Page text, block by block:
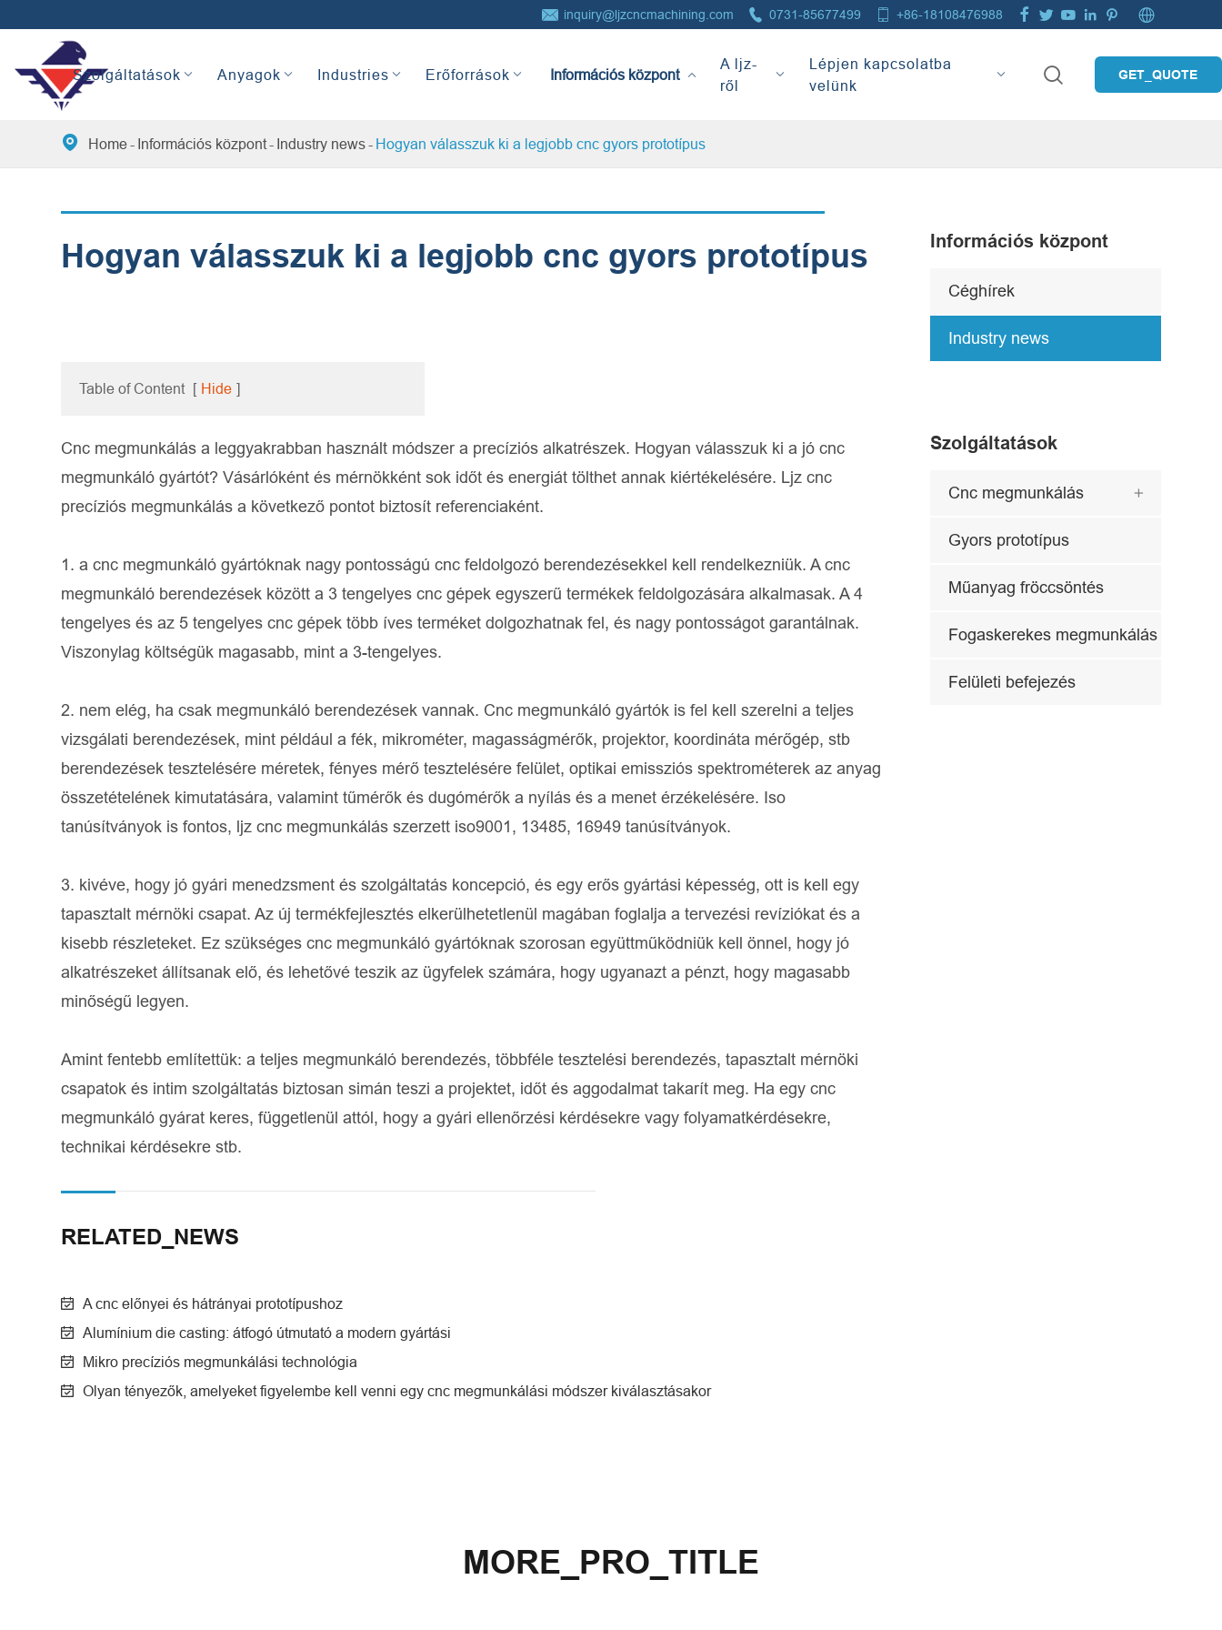
 inquiry@ljzcncmachining.com  0731-85677499  +86-18108476988      
Szolgáltatások Anyagok Industries Erőforrások
központ
A ljz-
ről
Lépjen kapcsolatba
velünk
 GET_QUOTE
 Home Információs központ Industry news Hogyan válasszuk ki a legjobb cnc gyors prototípus
Hogyan válasszuk ki a legjobb cnc gyors prototípus
Table of Content [ Hide ]
Cnc megmunkálás a leggyakrabban használt módszer a precíziós alkatrészek. Hogyan válasszuk ki a jó cnc
megmunkáló gyártót? Vásárlóként és mérnökként sok időt és energiát tölthet annak kiértékelésére. Ljz cnc
precíziós megmunkálás a következő pontot biztosít referenciaként.
1. a cnc megmunkáló gyártóknak nagy pontosságú cnc feldolgozó berendezésekkel kell rendelkezniük. A cnc
megmunkáló berendezések között a 3 tengelyes cnc gépek egyszerű termékek feldolgozására alkalmasak. A 4
tengelyes és az 5 tengelyes cnc gépek több íves terméket dolgozhatnak fel, és nagy pontosságot garantálnak.
Viszonylag költségük magasabb, mint a 3-tengelyes.
2. nem elég, ha csak megmunkáló berendezések vannak. Cnc megmunkáló gyártók is fel kell szerelni a teljes
vizsgálati berendezések, mint például a fék, mikrométer, magasságmérők, projektor, koordináta mérőgép, stb
berendezések tesztelésére méretek, fényes mérő tesztelésére felület, optikai emissziós spektrométerek az anyag
összetételének kimutatására, valamint tűmérők és dugómérők a nyílás és a menet érzékelésére. Iso
tanúsítványok is fontos, ljz cnc megmunkálás szerzett iso9001, 13485, 16949 tanúsítványok.
3. kivéve, hogy jó gyári menedzsment és szolgáltatás koncepció, és egy erős gyártási képesség, ott is kell egy
tapasztalt mérnöki csapat. Az új termékfejlesztés elkerülhetetlenül magában foglalja a tervezési revíziókat és a
kisebb részleteket. Ez szükséges cnc megmunkáló gyártóknak szorosan együttműködniük kell önnel, hogy jó
alkatrészeket állítsanak elő, és lehetővé teszik az ügyfelek számára, hogy ugyanazt a pénzt, hogy magasabb
minőségű legyen.
Amint fentebb említettük: a teljes megmunkáló berendezés, többféle tesztelési berendezés, tapasztalt mérnöki
csapatok és intim szolgáltatás biztosan simán teszi a projektet, időt és aggodalmat takarít meg. Ha egy cnc
megmunkáló gyárat keres, függetlenül attól, hogy a gyári ellenőrzési kérdésekre vagy folyamatkérdésekre,
technikai kérdésekre stb.
RELATED_NEWS
A cnc előnyei és hátrányai prototípushoz
Alumínium die casting: átfogó útmutató a modern gyártási
Mikro precíziós megmunkálási technológia
Olyan tényezők, amelyeket figyelembe kell venni egy cnc megmunkálási módszer kiválasztásakor
Információs központ
Céghírek
Industry news
Szolgáltatások
Cnc megmunkálás 
Gyors prototípus
Műanyag fröccsöntés
Fogaskerekes megmunkálás
Felületi befejezés
MORE_PRO_TITLE